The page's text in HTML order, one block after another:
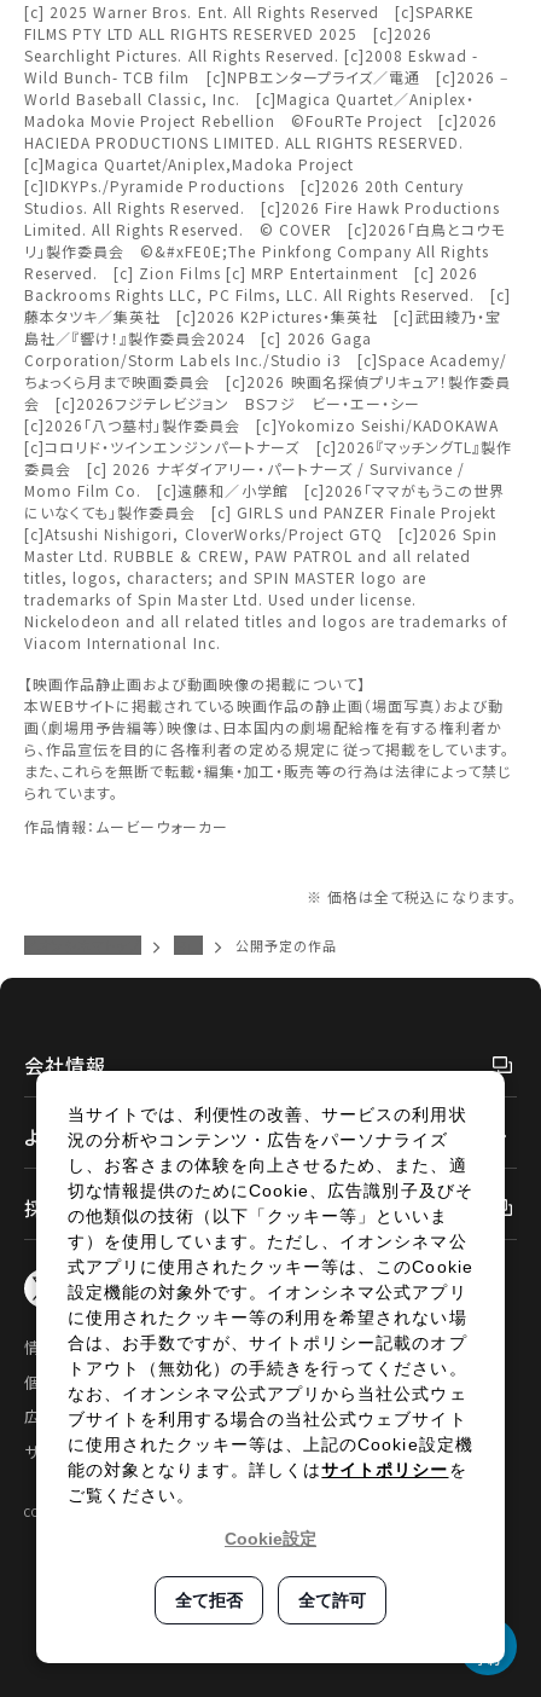
チケットの購入は下記リンクより、ご覧になりたい作品を選
択しご購入ください。
上映スケジュールを確認する
その他の劇場を選ぶ
無料のワタシアターライト会員もあります。
予約を確認・変更する
チケットの予約状況の確認及び予約を変更したい場合は、
下記リンクよりご確認ください。
予約を確認する
予約を変更する
閉じる
金沢
都道府県から選ぶ
北海道
東北
関東
北越
中部
近畿
中国・四国
九州
[c] 2025 Warner Bros. Ent. All Rights Reserved [c]SPARKE
FILMS PTY LTD ALL RIGHTS RESERVED 2025 [c]2026
Searchlight Pictures. All Rights Reserved. [c]2008 Eskwad -
Wild Bunch- TCB film [c]NPBエンタープライズ／電通 [c]2026 ‒
World Baseball Classic, Inc. [c]Magica Quartet／Aniplex・
Madoka Movie Project Rebellion ©FouRTe Project [c]2026
HACIEDA PRODUCTIONS LIMITED. ALL RIGHTS RESERVED.
[c]Magica Quartet/Aniplex,Madoka Project
[c]IDKYPs./Pyramide Productions [c]2026 20th Century
Studios. All Rights Reserved. [c]2026 Fire Hawk Productions
Limited. All Rights Reserved. © COVER [c]2026「白鳥とコウモ
リ」製作委員会 ©&#xFE0E;The Pinkfong Company All Rights
Reserved. [c] Zion Films [c] MRP Entertainment [c] 2026
Backrooms Rights LLC, PC Films, LLC. All Rights Reserved. [c]
藤本タツキ／集英社 [c]2026 K2Pictures・集英社 [c]武田綾乃・宝
島社／『響け！』製作委員会2024 [c] 2026 Gaga
Corporation/Storm Labels Inc./Studio i3 [c]Space Academy/
ちょっくら月まで映画委員会 [c]2026 映画名探偵プリキュア！製作委員
会 [c]2026フジテレビジョン BSフジ ビー・エー・シー
[c]2026「八つ墓村」製作委員会 [c]Yokomizo Seishi/KADOKAWA
[c]コロリド・ツインエンジンパートナーズ [c]2026『マッチングTL』製作
委員会 [c] 2026 ナギダイアリー・パートナーズ / Survivance /
Momo Film Co. [c]遠藤和／小学館 [c]2026「ママがもうこの世界
にいなくても」製作委員会 [c] GIRLS und PANZER Finale Projekt
[c]Atsushi Nishigori, CloverWorks/Project GTQ [c]2026 Spin
Master Ltd. RUBBLE & CREW, PAW PATROL and all related
titles, logos, characters; and SPIN MASTER logo are
trademarks of Spin Master Ltd. Used under license.
Nickelodeon and all related titles and logos are trademarks of
Viacom International Inc.
【映画作品静止画および動画映像の掲載について】
本WEBサイトに掲載されている映画作品の静止画（場面写真）および動
画（劇場用予告編等）映像は、日本国内の劇場配給権を有する権利者か
ら、作品宣伝を目的に各権利者の定める規定に従って掲載をしています。
また、これらを無断で転載・編集・加工・販売等の行為は法律によって禁じ
られています。
作品情報：ムービーウォーカー
※ 価格は全て税込になります。
公開予定の作品
会社情報
よくあるご質問
採用情報
情報セキュリティ
サイトポリシー
個人情報の取扱い
お問い合わせ
広告掲載
特定商取引法に基づく表示
サイトマップ
COPYRIGHT©2024 AEON ENTERTAINMENT CO.,LTD ALL RIGHTS RESERVED.
予約
閉じる
劇場を変更しますか？
劇場を変更すると、STEP2以降で選択いただいた情報は解除
されます。
変更しないで続ける 変更する
閉じる
閉じる
上映日を変更しますか？
上映日を変更すると、STEP3以降で選択いただいた情報は解
除されます。
変更しないで続ける 変更する
閉じる
閉じる
みたい機能のご利用には
ワタシアター会員へのご登録が必要です。
ワタシアター会員へのログイン・ご登録はこちら
閉じる
当サイトでは、利便性の改善、サービスの利用状
況の分析やコンテンツ・広告をパーソナライズ
し、お客さまの体験を向上させるため、また、適
切な情報提供のためにCookie、広告識別子及びそ
の他類似の技術（以下「クッキー等」といいま
す）を使用しています。ただし、イオンシネマ公
式アプリに使用されたクッキー等は、このCookie
設定機能の対象外です。イオンシネマ公式アプリ
に使用されたクッキー等の利用を希望されない場
合は、お手数ですが、サイトポリシー記載のオプ
トアウト（無効化）の手続きを行ってください。
なお、イオンシネマ公式アプリから当社公式ウェ
ブサイトを利用する場合の当社公式ウェブサイト
に使用されたクッキー等は、上記のCookie設定機
能の対象となります。詳しくはサイトポリシーを
ご覧ください。
Cookie設定
全て拒否 全て許可